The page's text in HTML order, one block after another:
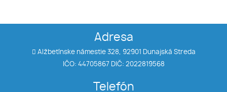
Adresa
Alžbetínske námestie 328, 92901 Dunajská Streda
IČO: 44705867 DIČ: 2022819568
Telefón